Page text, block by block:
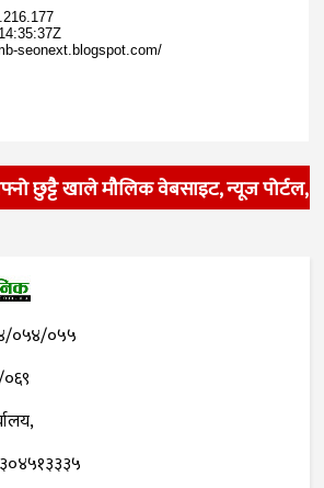
छुट्टै खाले मौलिक वेबसाइट, न्यूज पोर्टल,
०५४/०५५